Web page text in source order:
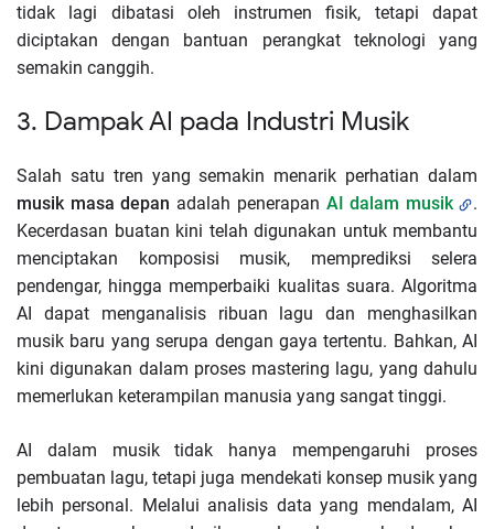
tidak lagi dibatasi oleh instrumen fisik, tetapi dapat
diciptakan dengan bantuan perangkat teknologi yang
semakin canggih.
3. Dampak AI pada Industri Musik
Salah satu tren yang semakin menarik perhatian dalam
musik masa depan adalah penerapan AI dalam musik
.
Kecerdasan buatan kini telah digunakan untuk membantu
menciptakan komposisi musik, memprediksi selera
pendengar, hingga memperbaiki kualitas suara. Algoritma
AI dapat menganalisis ribuan lagu dan menghasilkan
musik baru yang serupa dengan gaya tertentu. Bahkan, AI
kini digunakan dalam proses mastering lagu, yang dahulu
memerlukan keterampilan manusia yang sangat tinggi.
AI dalam musik tidak hanya mempengaruhi proses
pembuatan lagu, tetapi juga mendekati konsep musik yang
lebih personal. Melalui analisis data yang mendalam, AI